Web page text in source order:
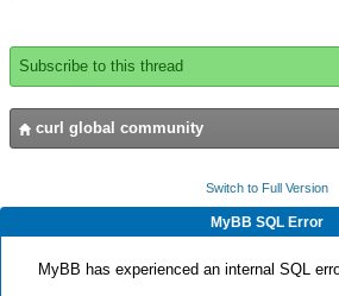
Subscribe to this thread
curl global community
Switch to Full Version
MyBB SQL Error
MyBB has experienced an internal SQL